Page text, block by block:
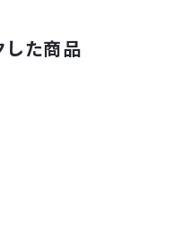
した商品